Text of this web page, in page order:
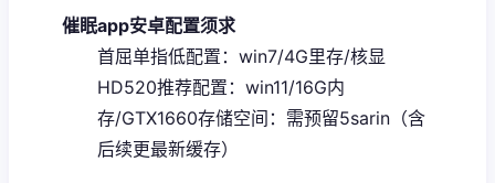
催眠app安卓配置须求
​首屈单指低配置​ ​：win7/4G里存/核显
HD520​推荐配置​ ​：win11/16G内
存/GTX1660​存储空间​ ​：需预留5sarin（含
后续更最新缓存）